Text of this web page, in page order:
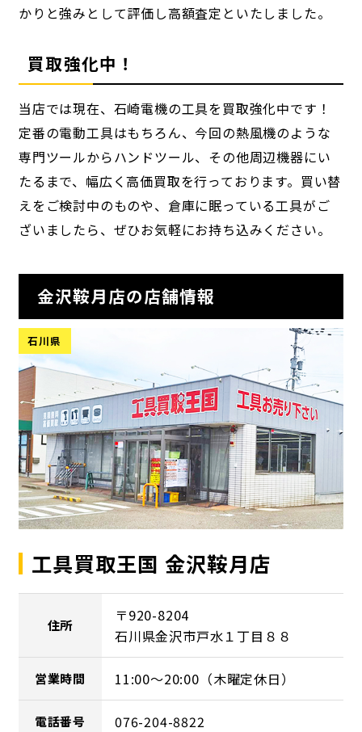
かりと強みとして評価し高額査定といたしました。
買取強化中！
当店では現在、石崎電機の工具を買取強化中です！
定番の電動工具はもちろん、今回の熱風機のような
専門ツールからハンドツール、その他周辺機器にい
たるまで、幅広く高価買取を行っております。買い替
えをご検討中のものや、倉庫に眠っている工具がご
ざいましたら、ぜひお気軽にお持ち込みください。
金沢鞍月店の店舗情報
石川県
工具買取王国 金沢鞍月店
住所
〒920-8204
石川県金沢市戸水１丁目８８
営業時間 11:00～20:00（木曜定休日）
電話番号 076-204-8822